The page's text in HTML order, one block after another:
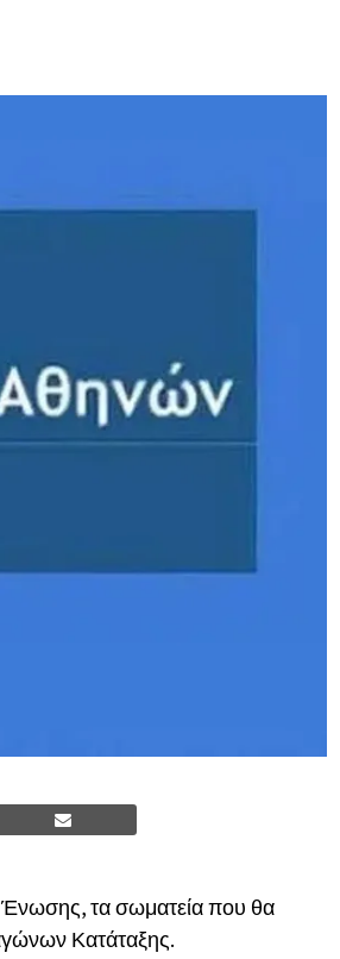
Ένωσης, τα σωματεία που θα
Κατάταξης.